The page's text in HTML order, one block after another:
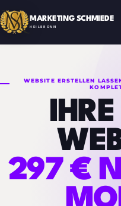
MARKETING SCHMIEDE
HEILBRONN
WEBSITE ERSTELLEN
297 €